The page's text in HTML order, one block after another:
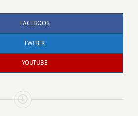
FACEBOOK
TWITER
YOUTUBE